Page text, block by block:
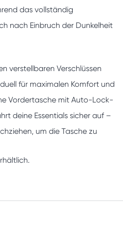
das vollständig
nach Einbruch der Dunkelheit
verstellbaren Verschlüssen
für maximalen Komfort und
Vordertasche mit Auto-Lock-
deine Essentials sicher auf –
um die Tasche zu